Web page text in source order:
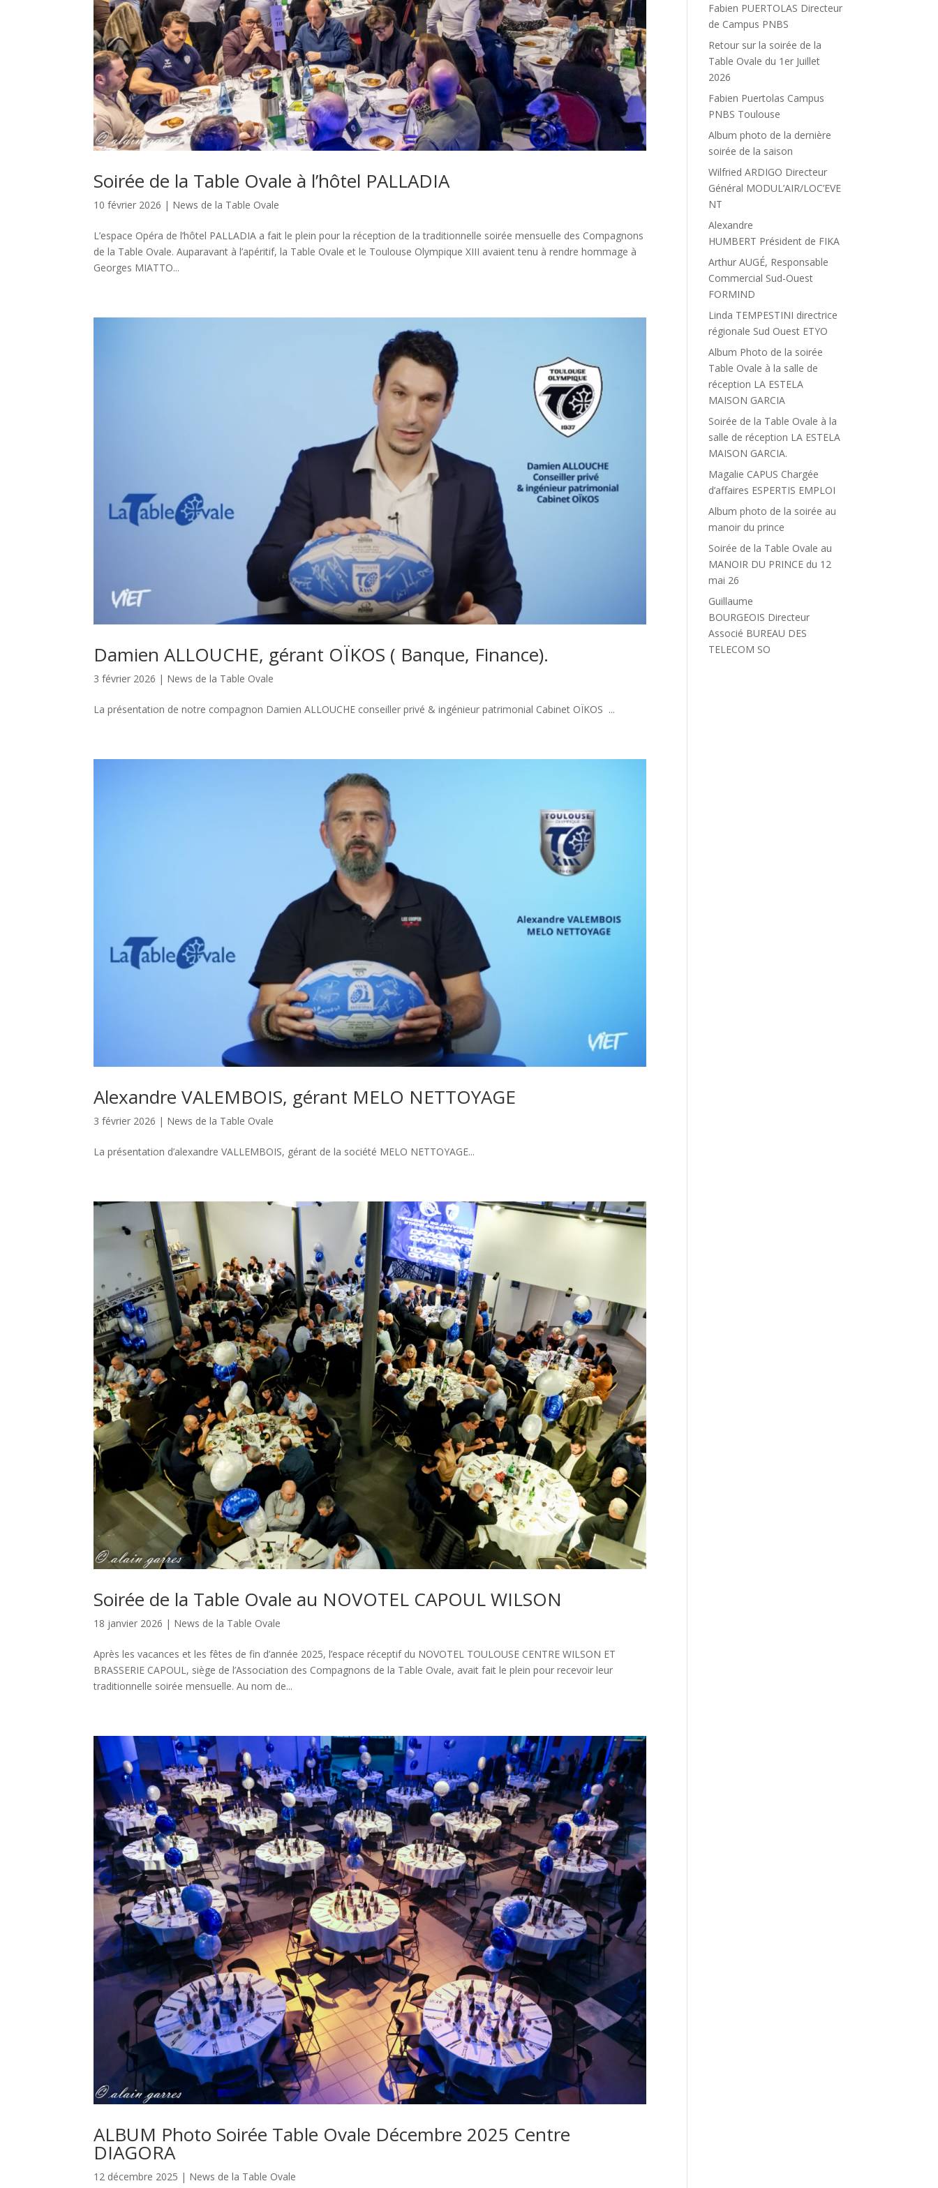
Soirée de la Table Ovale à l’hôtel PALLADIA
10 février 2026 | News de la Table Ovale
L’espace Opéra de l’hôtel PALLADIA a fait le plein pour la réception de la traditionnelle soirée mensuelle des Compagnons
de la Table Ovale. Auparavant à l’apéritif, la Table Ovale et le Toulouse Olympique XIII avaient tenu à rendre hommage à
Georges MIATTO...
Damien ALLOUCHE, gérant OÏKOS ( Banque, Finance).
3 février 2026 | News de la Table Ovale
La présentation de notre compagnon Damien ALLOUCHE conseiller privé & ingénieur patrimonial Cabinet OÏKOS ...
Alexandre VALEMBOIS, gérant MELO NETTOYAGE
3 février 2026 | News de la Table Ovale
La présentation d’alexandre VALLEMBOIS, gérant de la société MELO NETTOYAGE...
Soirée de la Table Ovale au NOVOTEL CAPOUL WILSON
18 janvier 2026 | News de la Table Ovale
Après les vacances et les fêtes de fin d’année 2025, l’espace réceptif du NOVOTEL TOULOUSE CENTRE WILSON ET
BRASSERIE CAPOUL, siège de l’Association des Compagnons de la Table Ovale, avait fait le plein pour recevoir leur
traditionnelle soirée mensuelle. Au nom de...
ALBUM Photo Soirée Table Ovale Décembre 2025 Centre
DIAGORA
12 décembre 2025 | News de la Table Ovale
Fabien PUERTOLAS Directeur
de Campus PNBS
Retour sur la soirée de la
Table Ovale du 1er Juillet
2026
Fabien Puertolas Campus
PNBS Toulouse
Album photo de la dernière
soirée de la saison
Wilfried ARDIGO Directeur
Général MODUL’AIR/LOC’EVE
NT
Alexandre
HUMBERT Président de FIKA
Arthur AUGÉ, Responsable
Commercial Sud-Ouest
FORMIND
Linda TEMPESTINI directrice
régionale Sud Ouest ETYO
Album Photo de la soirée
Table Ovale à la salle de
réception LA ESTELA
MAISON GARCIA
Soirée de la Table Ovale à la
salle de réception LA ESTELA
MAISON GARCIA.
Magalie CAPUS Chargée
d’affaires ESPERTIS EMPLOI
Album photo de la soirée au
manoir du prince
Soirée de la Table Ovale au
MANOIR DU PRINCE du 12
mai 26
Guillaume
BOURGEOIS Directeur
Associé BUREAU DES
TELECOM SO